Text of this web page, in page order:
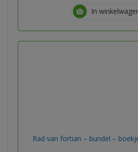
In
Rad van fortuin – bundel –